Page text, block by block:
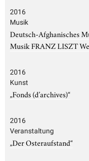
2016
Musik
Deutsch-Afghanisches
Musik FRANZ LISZT
2016
Kunst
„Fonds (d’archives)“
2016
Veranstaltung
„Der Osteraufstand“